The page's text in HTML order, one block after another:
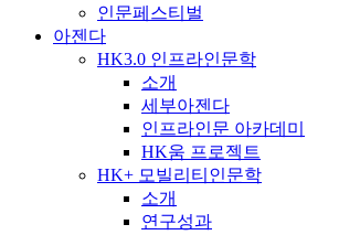
인문페스티벌
아젠다
HK3.0 인프라인문학
소개
세부아젠다
인프라인문 아카데미
HK움 프로젝트
HK+ 모빌리티인문학
소개
연구성과